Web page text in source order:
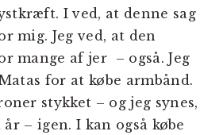
I ved, at denne sag
mig. Jeg ved, at den
mange af jer – også. Jeg
for at købe armbånd.
stykket – og jeg synes,
– igen. I kan også købe